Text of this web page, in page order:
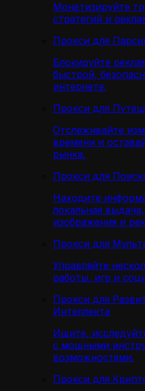
Монетизируйте
стратегий и
Прокси для
Блокируйте
быстрой,
интернете.
Прокси для
Отслеживайте
времени и
рынка.
Прокси для
Находите
локальная
изображения и
Прокси для
Управляйте
работы, игр и
Прокси для
Интеллекта
Ищите,
с мощными
возможностями.
Прокси для